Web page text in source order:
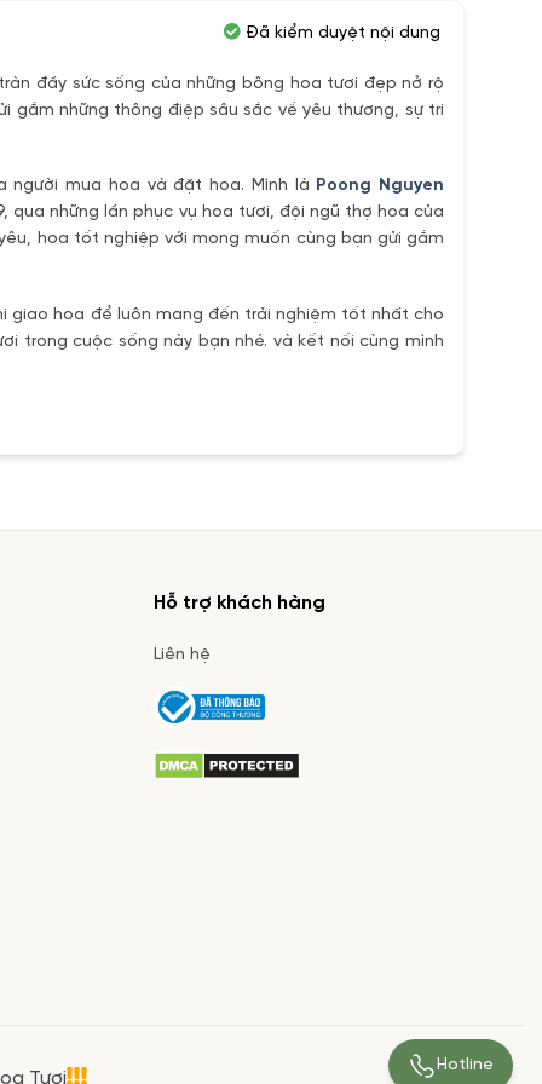
đầy sức sống của những bông hoa tươi đẹp nở rộ
gắm những thông điệp sâu sắc về yêu thương, sự tri
người mua hoa và đặt hoa. Mình là Poong Nguyen
qua những lần phục vụ hoa tươi, đội ngũ thợ hoa của
hoa tốt nghiệp với mong muốn cùng bạn gửi gắm
giao hoa để luôn mang đến trải nghiệm tốt nhất cho
trong cuộc sống này bạn nhé. và kết nối cùng mình
Đã kiểm duyệt nội dung
Hỗ trợ khách hàng
Liên hệ
Tươi
Hotline